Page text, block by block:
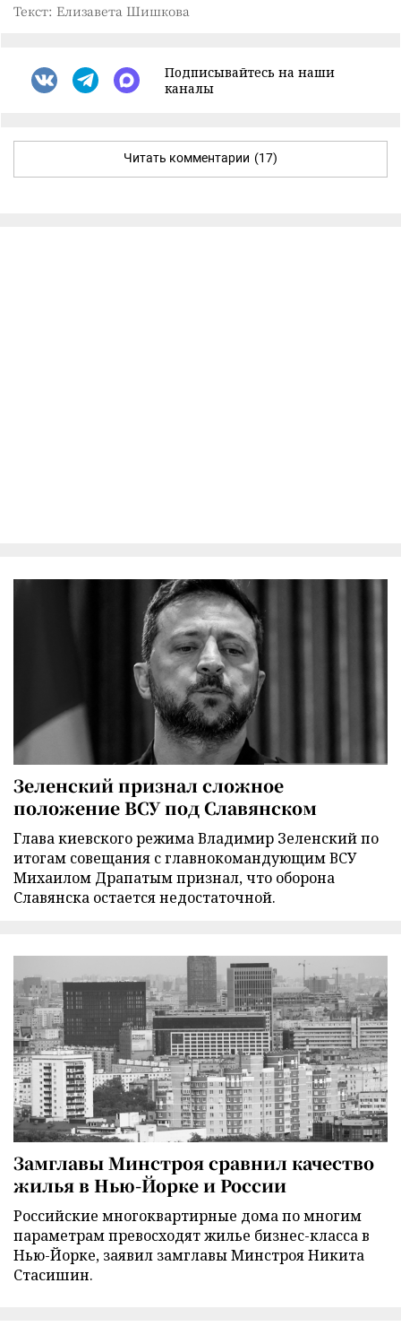
Текст: Елизавета Шишкова
Подписывайтесь на наши
каналы
Читать комментарии (17)
Зеленский признал сложное
положение ВСУ под Славянском
Глава киевского режима Владимир Зеленский по
итогам совещания с главнокомандующим ВСУ
Михаилом Драпатым признал, что оборона
Славянска остается недостаточной.
Замглавы Минстроя сравнил качество
жилья в Нью-Йорке и России
Российские многоквартирные дома по многим
параметрам превосходят жилье бизнес-класса в
Нью-Йорке, заявил замглавы Минстроя Никита
Стасишин.